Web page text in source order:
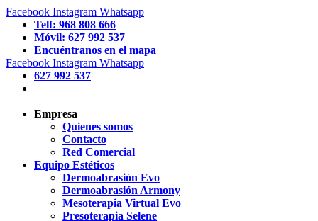
Facebook Instagram Whatsapp
Telf: 968 808 666
Móvil: 627 992 537
Encuéntranos en el mapa
Facebook Instagram Whatsapp
627 992 537
Empresa
Quienes somos
Contacto
Red Comercial
Equipo Estéticos
Dermoabrasión Evo
Dermoabrasión Armony
Mesoterapia Virtual Evo
Presoterapia Selene